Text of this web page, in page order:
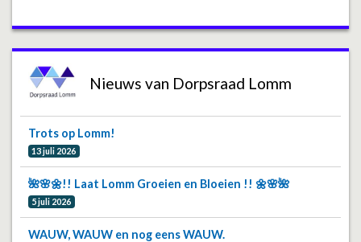
Nieuws van Dorpsraad Lomm
Trots op Lomm!
13 juli 2026
🌺🌸🌼!! Laat Lomm Groeien en Bloeien !! 🌼🌸🌺
5 juli 2026
WAUW, WAUW en nog eens WAUW.